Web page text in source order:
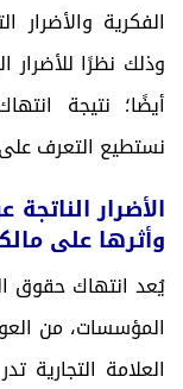
الفكرية
وذلك نظرًا
أيضًا؛ نتيجة
نستطيع التعرف على
الأضرار
وأثرها على
يُعد انتهاك حقوق
المؤسسات، من
العلامة التجارية